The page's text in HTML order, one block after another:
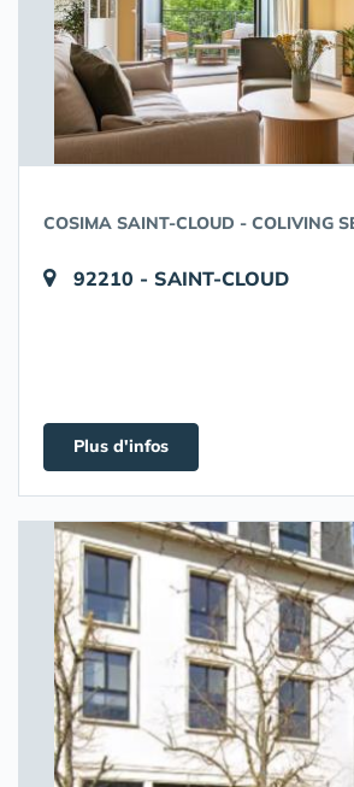
COSIMA SAINT-CLOUD - COLIVING
92210 - SAINT-CLOUD
Plus d'infos